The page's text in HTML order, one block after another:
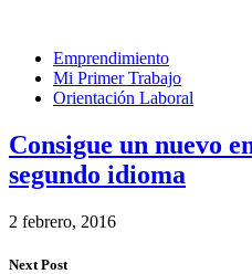
Emprendimiento
Mi Primer Trabajo
Orientación Laboral
Consigue un nuevo
segundo idioma
2 febrero, 2016
Next Post